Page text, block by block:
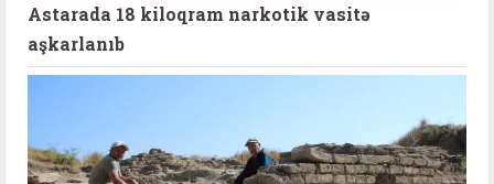
Astarada 18 kiloqram narkotik vasitə
aşkarlanıb